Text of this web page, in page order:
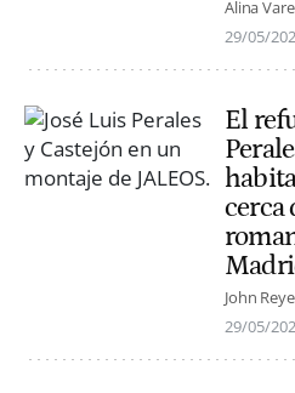
Alina
29/05/
El
cerca
John
29/05/